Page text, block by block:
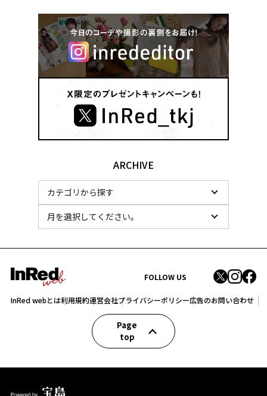
ARCHIVE
FOLLOW US
InRed webとは利用規約運営会社プライバシーポリシー広告のお問い合わせ
Page
top